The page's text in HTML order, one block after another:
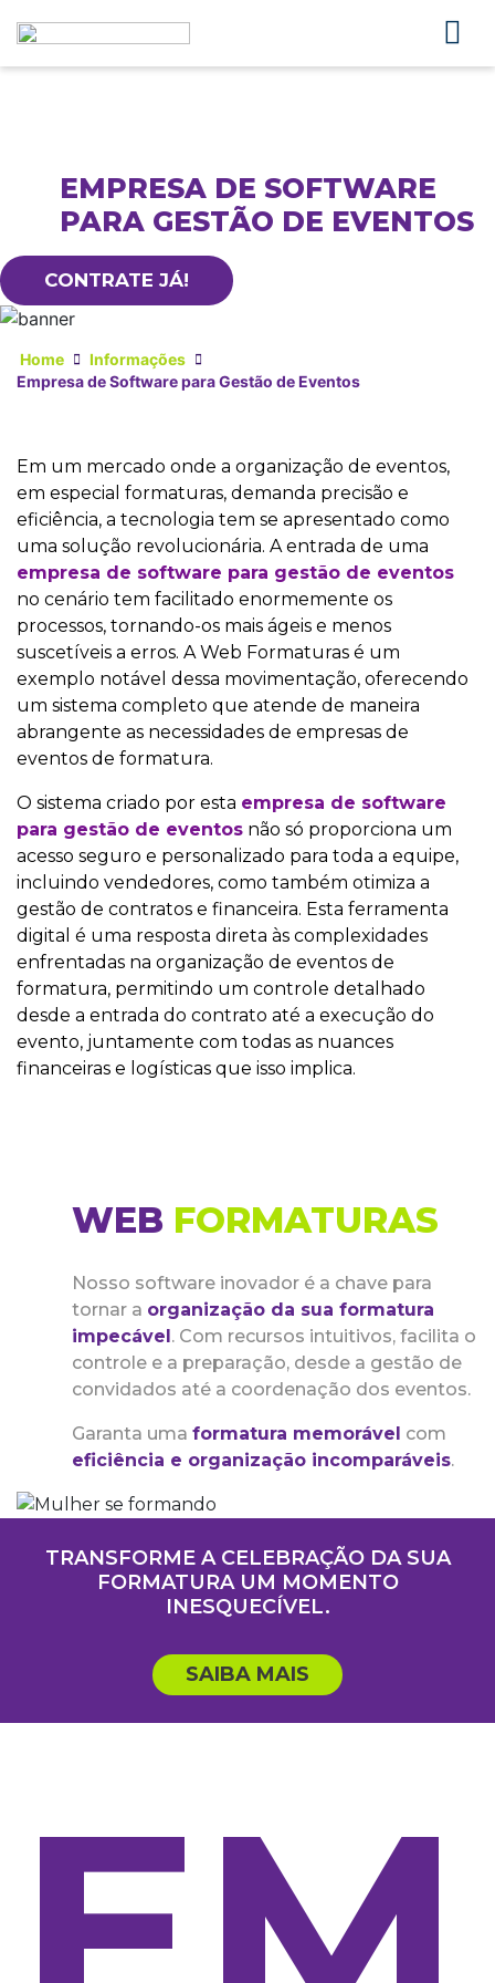
EMPRESA DE SOFTWARE
PARA GESTÃO DE EVENTOS
CONTRATE JÁ!
Home
Informações
Empresa de Software para Gestão de Eventos
Em um mercado onde a organização de eventos,
em especial formaturas, demanda precisão e
eficiência, a tecnologia tem se apresentado como
uma solução revolucionária. A entrada de uma
empresa de software para gestão de eventos
no cenário tem facilitado enormemente os
processos, tornando-os mais ágeis e menos
suscetíveis a erros. A Web Formaturas é um
exemplo notável dessa movimentação, oferecendo
um sistema completo que atende de maneira
abrangente as necessidades de empresas de
eventos de formatura.
O sistema criado por esta empresa de software
para gestão de eventos não só proporciona um
acesso seguro e personalizado para toda a equipe,
incluindo vendedores, como também otimiza a
gestão de contratos e financeira. Esta ferramenta
digital é uma resposta direta às complexidades
enfrentadas na organização de eventos de
formatura, permitindo um controle detalhado
desde a entrada do contrato até a execução do
evento, juntamente com todas as nuances
financeiras e logísticas que isso implica.
WEB FORMATURAS
Nosso software inovador é a chave para
tornar a organização da sua formatura
impecável. Com recursos intuitivos, facilita o
controle e a preparação, desde a gestão de
convidados até a coordenação dos eventos.
Garanta umaformatura memorável com
eficiência e organização incomparáveis.
TRANSFORME A CELEBRAÇÃO DA SUA
FORMATURA UM MOMENTO
INESQUECÍVEL.
SAIBA MAIS